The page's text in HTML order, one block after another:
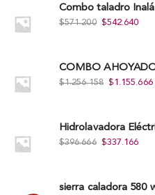
$571.200 $542.640
$1.256.158 $1.155.666
$396.666 $337.166
sierra caladora 580